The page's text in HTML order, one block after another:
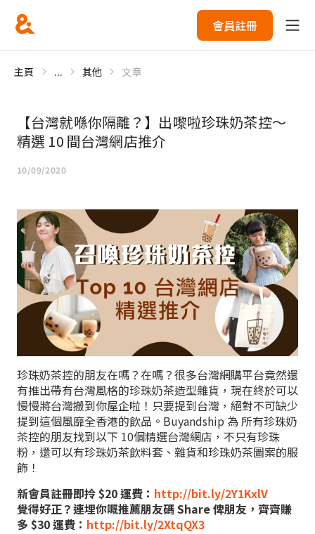
會員註冊
主頁 ... 其他 文章
【台灣就喺你隔離？】出嚟啦珍珠奶茶控～
精選 10 間台灣網店推介
10/09/2020
珍珠奶茶控的朋友在嗎？在嗎？很多台灣網購平台竟然還
有推出帶有台灣風格的珍珠奶茶造型雜貨，現在終於可以
慢慢將台灣搬到你屋企啦！只要提到台灣，絕對不可缺少
提到這個風靡全香港的飲品。Buyandship 為 所有珍珠奶
茶控的朋友找到以下 10個精選台灣網店，不只有珍珠
粉，還可以有珍珠奶茶飲料套、雜貨和珍珠奶茶圖案的服
飾！
新會員註冊即拎 $20 運費： http://bit.ly/2Y1KxlV
覺得好正？連埋你嘅推薦朋友碼 Share 俾朋友，齊齊賺
多 $30 運費： http://bit.ly/2XtqQX3